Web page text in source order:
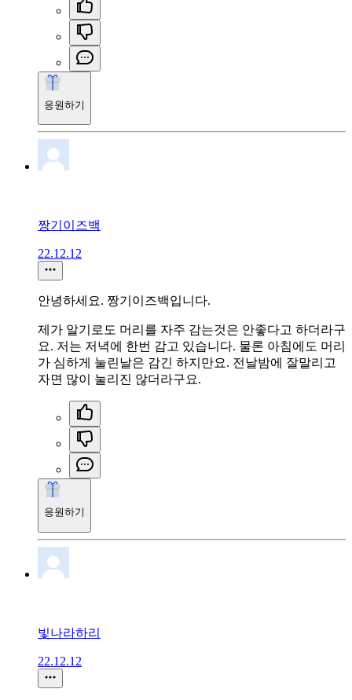
응원하기
짱기이즈백
22.12.12
안녕하세요. 짱기이즈백입니다.
제가 알기로도 머리를 자주 감는것은 안좋다고 하더라구
요. 저는 저녁에 한번 감고 있습니다. 물론 아침에도 머리
가 심하게 눌린날은 감긴 하지만요. 전날밤에 잘말리고
자면 많이 눌리진 않더라구요.
응원하기
빛나라하리
22.12.12